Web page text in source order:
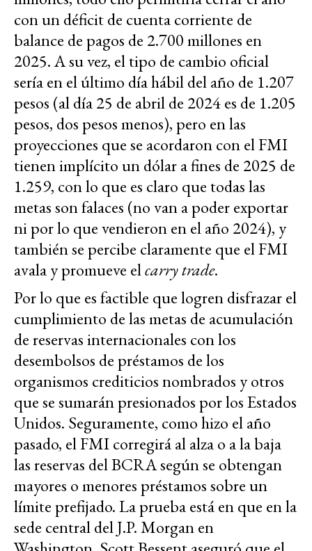
con un déficit de cuenta corriente de
balance de pagos de 2.700 millones en
2025. A su vez, el tipo de cambio oficial
sería en el último día hábil del año de 1.207
pesos (al día 25 de abril de 2024 es de 1.205
pesos, dos pesos menos), pero en las
proyecciones que se acordaron con el FMI
tienen implícito un dólar a fines de 2025 de
1.259, con lo que es claro que todas las
metas son falaces (no van a poder exportar
ni por lo que vendieron en el año 2024), y
también se percibe claramente que el FMI
avala y promueve elcarry trade.
Por lo que es factible que logren disfrazar el
cumplimiento de las metas de acumulación
de reservas internacionales con los
desembolsos de préstamos de los
organismos crediticios nombrados y otros
que se sumarán presionados por los Estados
Unidos. Seguramente, como hizo el año
pasado, el FMI corregirá al alza o a la baja
las reservas del BCRA según se obtengan
mayores o menores préstamos sobre un
límite prefijado. La prueba está en que en la
sede central del J.P. Morgan en